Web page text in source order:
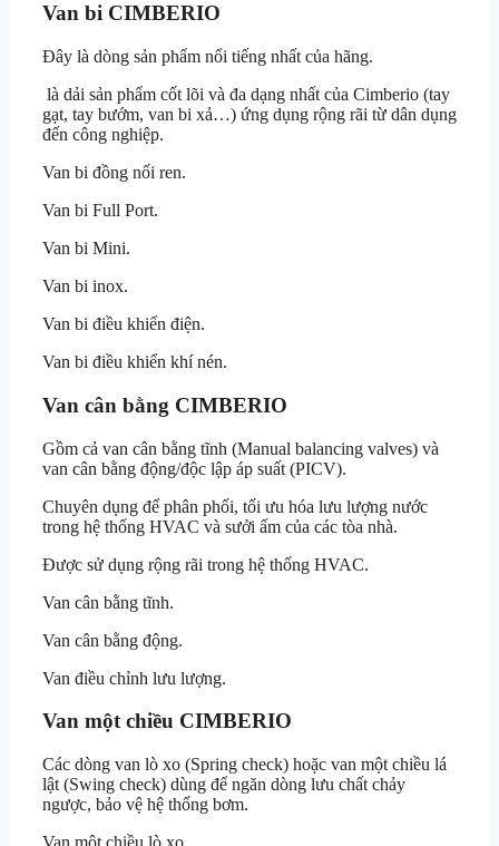
Van bi CIMBERIO
Đây là dòng sản phẩm nổi tiếng nhất của hãng.
là dải sản phẩm cốt lõi và đa dạng nhất của Cimberio (tay
gạt, tay bướm, van bi xả…) ứng dụng rộng rãi từ dân dụng
đến công nghiệp.
Van bi đồng nối ren.
Van bi Full Port.
Van bi Mini.
Van bi inox.
Van bi điều khiển điện.
Van bi điều khiển khí nén.
Van cân bằng CIMBERIO
Gồm cả van cân bằng tĩnh (Manual balancing valves) và
van cân bằng động/độc lập áp suất (PICV).
Chuyên dụng để phân phối, tối ưu hóa lưu lượng nước
trong hệ thống HVAC và sưởi ấm của các tòa nhà.
Được sử dụng rộng rãi trong hệ thống HVAC.
Van cân bằng tĩnh.
Van cân bằng động.
Van điều chỉnh lưu lượng.
Van một chiều CIMBERIO
Các dòng van lò xo (Spring check) hoặc van một chiều lá
lật (Swing check) dùng để ngăn dòng lưu chất chảy
ngược, bảo vệ hệ thống bơm.
Van một chiều lò xo.